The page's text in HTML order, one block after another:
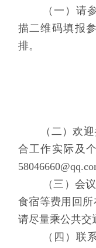
（一）请
描二维码填报
排。
（二）欢
合工作实际及
（三）会
食宿等费用回所
请尽量乘公共交
（四）联